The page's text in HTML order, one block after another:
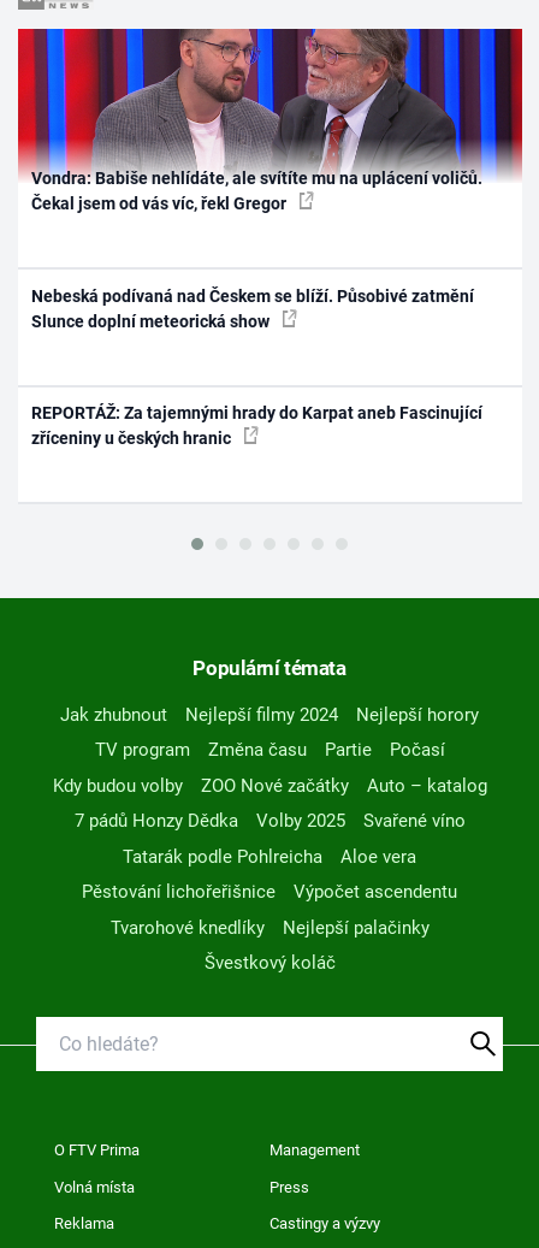
Vondra: Babiše nehlídáte, ale svítíte mu na uplácení voličů.
Čekal jsem od vás víc, řekl Gregor
Nebeská podívaná nad Českem se blíží. Působivé zatmění
Slunce doplní meteorická show
REPORTÁŽ: Za tajemnými hrady do Karpat aneb Fascinující
zříceniny u českých hranic
Populární témata
Jak zhubnout Nejlepší filmy 2024
Nejlepší horory
TV program
Změna času Partie
Počasí
Kdy budou volby
ZOO Nové začátky
Auto – katalog
7 pádů Honzy Dědka
Volby 2025
Svařené víno
Tatarák podle Pohlreicha
Aloe vera
Pěstování lichořeřišnice
Výpočet ascendentu
Tvarohové knedlíky
Nejlepší palačinky
Švestkový koláč
O FTV Prima Management
Volná místa Press
Reklama Castingy a výzvy